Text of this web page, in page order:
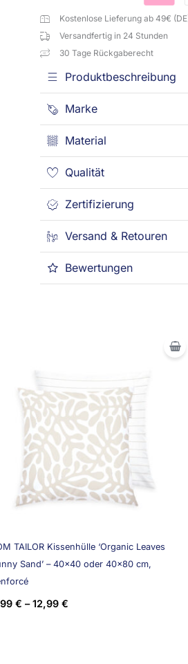
Kostenlose Lieferung ab 49€
Versandfertig in 24 Stunden
30 Tage Rückgaberecht
Produktbeschreibung
Marke
Material
Qualität
Zertifizierung
Versand & Retouren
Bewertungen
TAILOR Kissenhülle ‘Organic Leaves
Sand’ – 40×40 oder 40×80 cm,
€ –12,99 €